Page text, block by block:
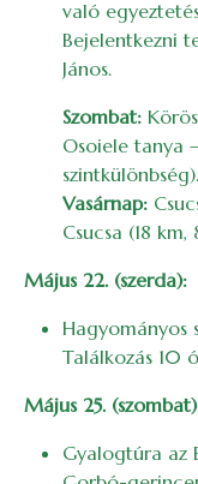
való
Bejelentkezni
János.
Szombat:
Osoiele tanya
szintkülönbség).
Vasárnap:
Csucsa (18
Május 22. (szerda):
Hagyományos
Találkozás 10
Május 25.
Gyalogtúra az